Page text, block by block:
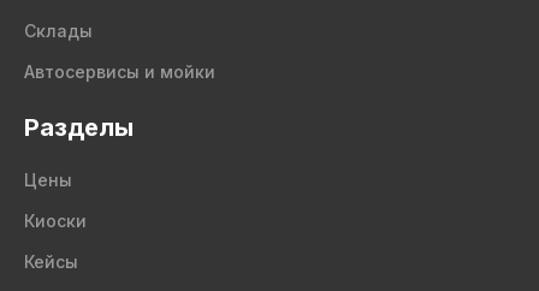
Склады
Автосервисы и мойки
Разделы
Цены
Киоски
Кейсы